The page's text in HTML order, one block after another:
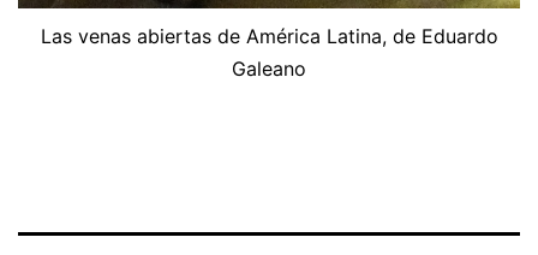
Las venas abiertas de América Latina, de Eduardo
Galeano